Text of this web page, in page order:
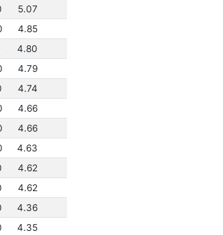
5.07
4.85
4.80
4.79
4.74
4.66
4.66
4.63
4.62
4.62
4.36
4.35